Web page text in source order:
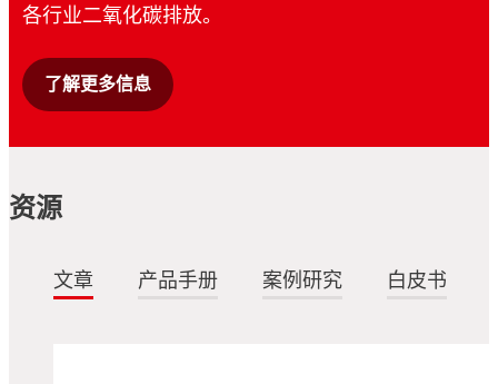
各行业二氧化碳排放。
了解更多信息
资源
文章 产品手册 案例研究 白皮书